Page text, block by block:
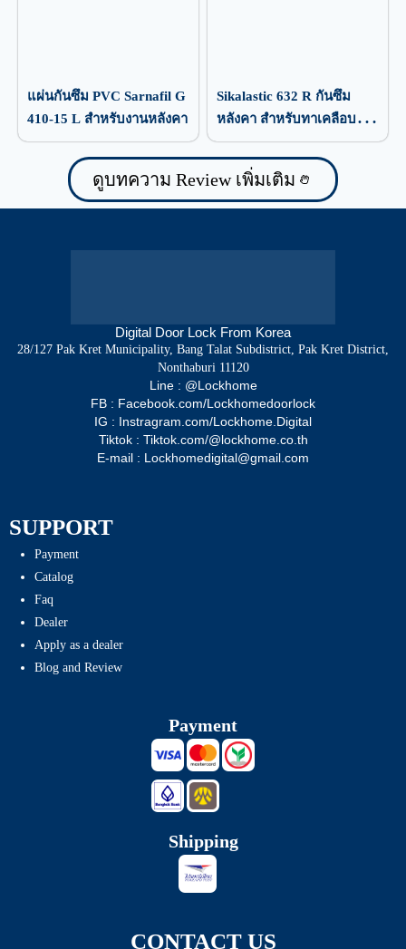
แผ่นกันซึม PVC Sarnafil G
410-15 L สำหรับงานหลังคา
Sikalastic 632 R กันซึม
หลังคา สำหรับทาเคลือบ
ป้องกันน้ำรั่วซึม
ดูบทความ Review เพิ่มเติม
Digital Door Lock From Korea
28/127 Pak Kret Municipality, Bang Talat Subdistrict, Pak Kret District,
Nonthaburi 11120
Line : @Lockhome
FB : Facebook.com/Lockhomedoorlock
IG : Instragram.com/Lockhome.Digital
Tiktok : Tiktok.com/@lockhome.co.th
E-mail : Lockhomedigital@gmail.com
SUPPORT
Payment
Catalog
Faq
Dealer
Apply as a dealer
Blog and Review
Payment
Shipping
CONTACT US